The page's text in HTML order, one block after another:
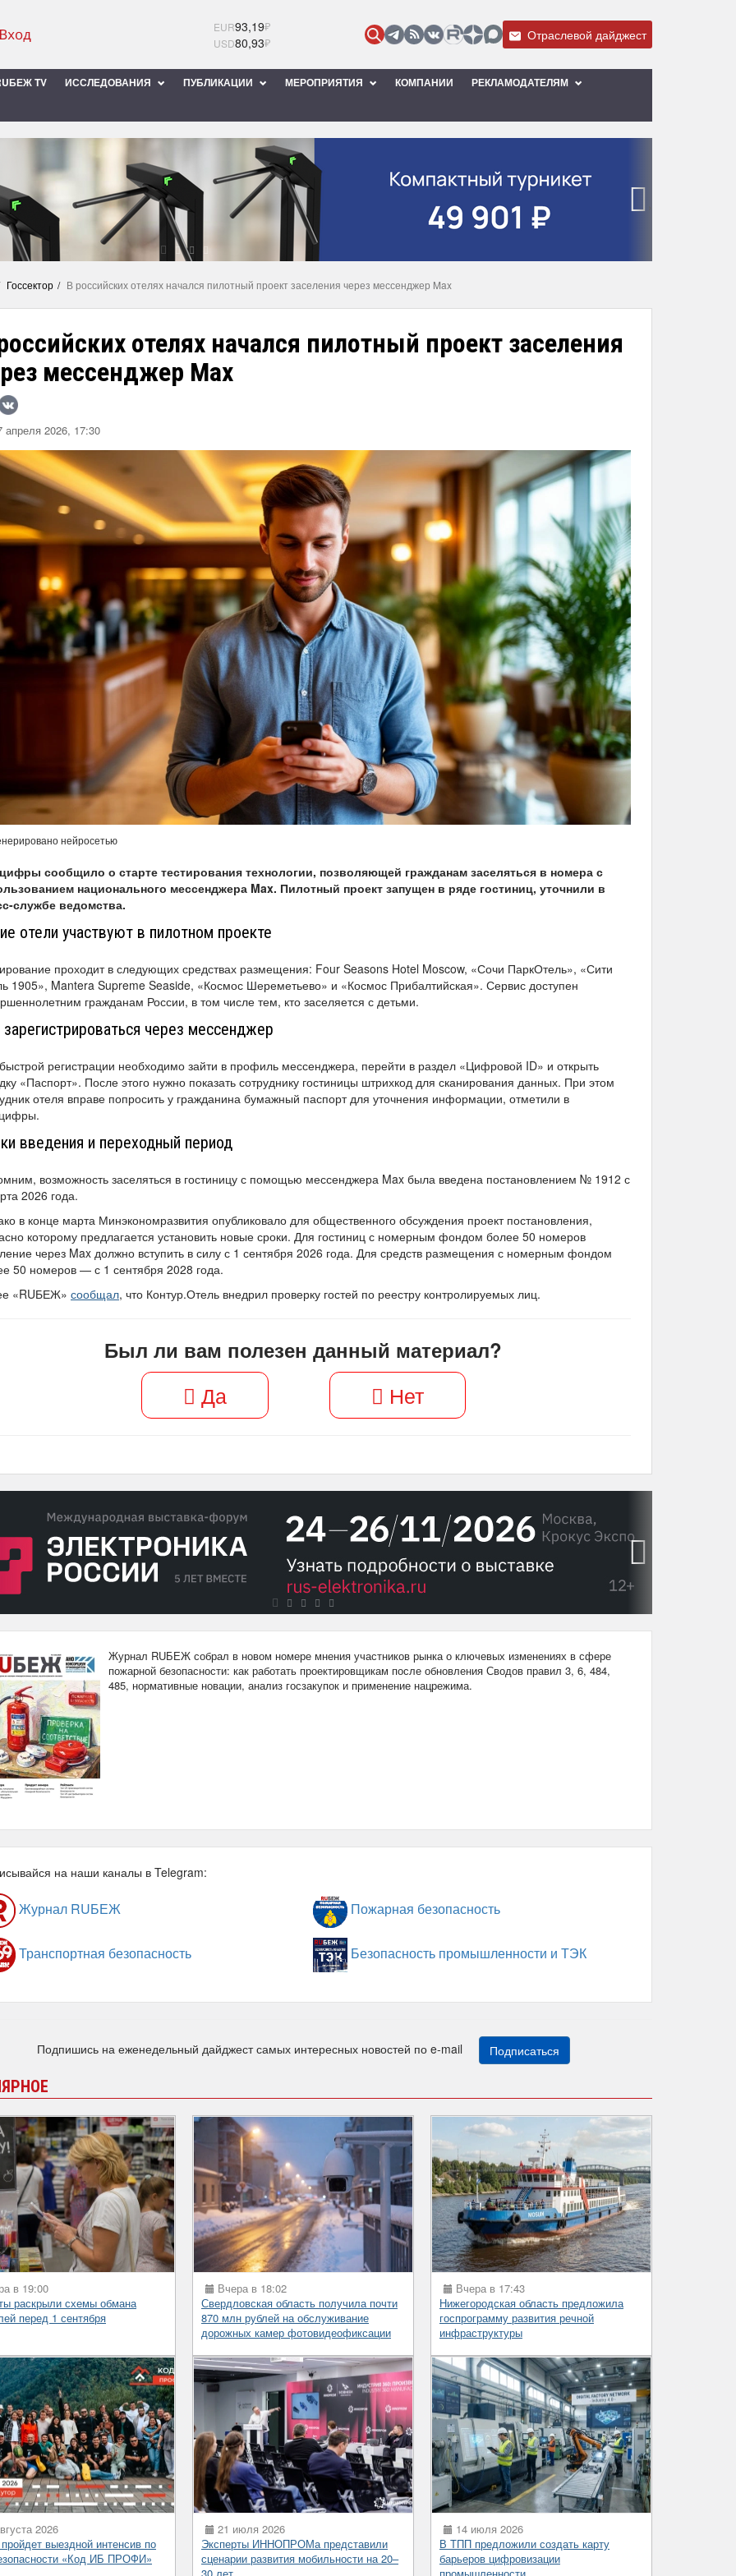
EUR93,19₽
USD80,93₽ Отраслевой дайджест
TV ИССЛЕДОВАНИЯ ПУБЛИКАЦИИ МЕРОПРИЯТИЯ КОМПАНИИ РЕКЛАМОДАТЕЛЯМ
Госсектор В российских отелях начался пилотный проект заселения через мессенджер Max
отелях начался пилотный проект заселения
мессенджер Max
апреля 2026, 17:30
нейросетью
сообщило о старте тестирования технологии, позволяющей гражданам заселяться в номера с
национального мессенджера Max. Пилотный проект запущен в ряде гостиниц, уточнили в
службе ведомства.
отели участвуют в пилотном проекте
проходит в следующих средствах размещения: Four Seasons Hotel Moscow, «Сочи ПаркОтель», «Сити
1905», Mantera Supreme Seaside, «Космос Шереметьево» и «Космос Прибалтийская». Сервис доступен
гражданам России, в том числе тем, кто заселяется с детьми.
через мессенджер
регистрации необходимо зайти в профиль мессенджера, перейти в раздел «Цифровой ID» и открыть
«Паспорт». После этого нужно показать сотруднику гостиницы штрихкод для сканирования данных. При этом
отеля вправе попросить у гражданина бумажный паспорт для уточнения информации, отметили в
введения и переходный период
возможность заселяться в гостиницу с помощью мессенджера Max была введена постановлением № 1912 с
2026 года.
в конце марта Минэкономразвития опубликовало для общественного обсуждения проект постановления,
которому предлагается установить новые сроки. Для гостиниц с номерным фондом более 50 номеров
через Max должно вступить в силу с 1 сентября 2026 года. Для средств размещения с номерным фондом
50 номеров — с 1 сентября 2028 года.
«RUБЕЖ» сообщал, что Контур.Отель внедрил проверку гостей по реестру контролируемых лиц.
Был ли вам полезен данный материал?
Да Нет
Журнал RUБЕЖ собрал в новом номере мнения участников рынка о ключевых изменениях в сфере
пожарной безопасности: как работать проектировщикам после обновления Сводов правил 3, 6, 484,
485, нормативные новации, анализ госзакупок и применение нацрежима.
на наши каналы в Telegram:
Журнал RUБЕЖ Пожарная безопасность
Транспортная безопасность Безопасность промышленности и ТЭК
Подпишись на еженедельный дайджест самых интересных новостей по e-mail Подписаться
в 19:00
раскрыли схемы обмана
перед 1 сентября
Вчера в 18:02
Свердловская область получила почти
870 млн рублей на обслуживание
дорожных камер фотовидеофиксации
Вчера в 17:43
Нижегородская область предложила
госпрограмму развития речной
инфраструктуры
2026
выездной интенсив по
«Код ИБ ПРОФИ»
21 июля 2026
Эксперты ИННОПРОМа представили
сценарии развития мобильности на 20–
14 июля 2026
В ТПП предложили создать карту
барьеров цифровизации